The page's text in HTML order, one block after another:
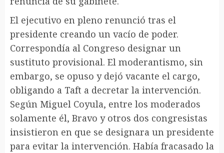
El ejecutivo en pleno renunció tras el
presidente creando un vacío de poder.
Correspondía al Congreso designar un
sustituto provisional. El moderantismo, sin
embargo, se opuso y dejó vacante el cargo,
obligando a Taft a decretar la intervención.
Según Miguel Coyula, entre los moderados
solamente él, Bravo y otros dos congresistas
insistieron en que se designara un presidente
para evitar la intervención. Había fracasado la